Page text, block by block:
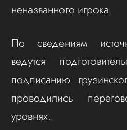
неназванного игрока.
По сведениям
ведутся
подписанию
проводились
уровнях.